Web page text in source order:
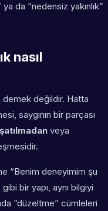
da “nedensiz yakınlık”
nasıl
demek değildir. Hatta
saygının bir parçası
veya
“Benim deneyimim şu
bir yapı, aynı bilgiyi
“düzeltme” cümleleri